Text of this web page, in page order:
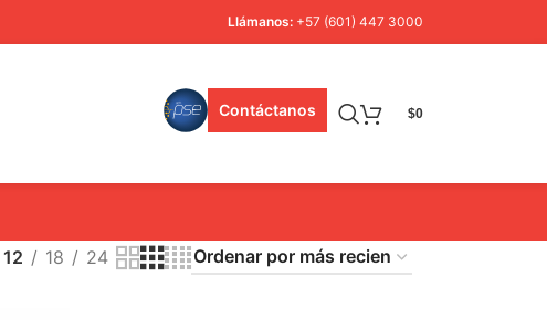
Llámanos: +57 (601) 447 3000
Contáctanos $0
12 18 24